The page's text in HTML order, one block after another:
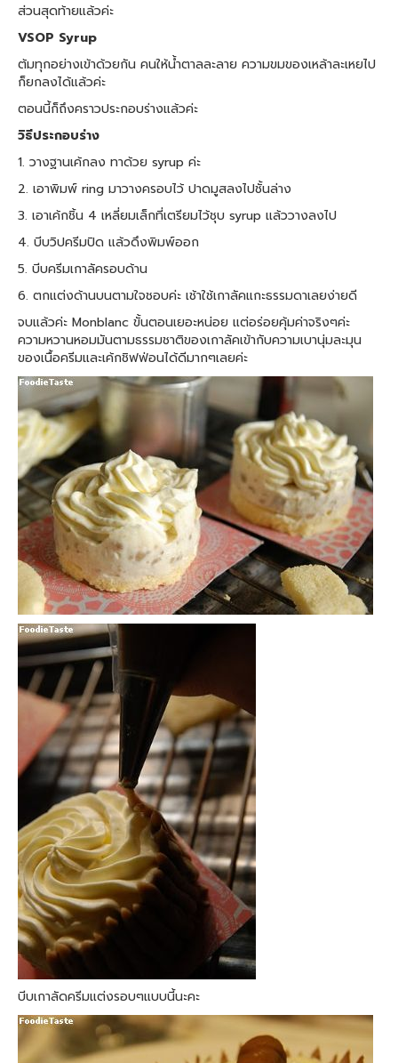
ส่วนสุดท้ายแล้วค่ะ
VSOP Syrup
ต้มทุกอย่างเข้าด้วยกัน คนให้น้ำตาลละลาย ความขมของเหล้าละเหยไป
ก็ยกลงได้แล้วค่ะ
ตอนนี้ก็ถึงคราวประกอบร่างแล้วค่ะ
วิธีประกอบร่าง
1. วางฐานเค้กลง ทาด้วย syrup ค่ะ
2. เอาพิมพ์ ring มาวางครอบไว้ ปาดมูสลงไปชั้นล่าง
3. เอาเค้กชิ้น 4 เหลี่ยมเล็กที่เตรียมไว้ชุบ syrup แล้ววางลงไป
4. บีบวิปครีมปิด แล้วดึงพิมพ์ออก
5. บีบครีมเกาลัครอบด้าน
6. ตกแต่งด้านบนตามใจชอบค่ะ เช้าใช้เกาลัคแกะธรรมดาเลยง่ายดี
จบแล้วค่ะ Monblanc ขั้นตอนเยอะหน่อย แต่อร่อยคุ้มค่าจริงๆค่ะ
ความหวานหอมมันตามธรรมชาติของเกาลัคเข้ากับความเบานุ่มละมุน
ของเนื้อครีมและเค้กชิฟฟ่อนได้ดีมากๆเลยค่ะ
บีบเกาลัดครีมแต่งรอบๆแบบนี้นะคะ